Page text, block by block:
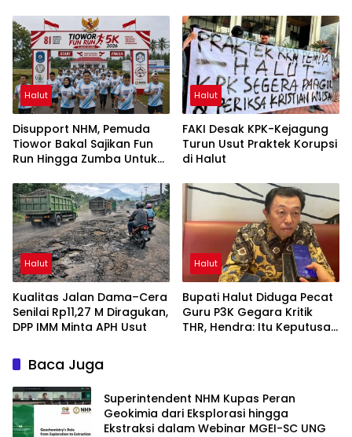
UNG
Halut
Disupport NHM, Pemuda
Tiowor Bakal Sajikan Fun
Run Hingga Zumba Untuk
Halut
FAKI Desak KPK-Kejagung
Turun Usut Praktek Korupsi
di Halut
Halut
Kualitas Jalan Dama–Cera
Senilai Rp11,27 M Diragukan,
DPP IMM Minta APH Usut
Halut
Bupati Halut Diduga Pecat
Guru P3K Gegara Kritik
THR, Hendra: Itu Keputusan
Baca Juga
Superintendent NHM Kupas Peran
Geokimia dari Eksplorasi hingga
Ekstraksi dalam Webinar MGEI-SC UNG